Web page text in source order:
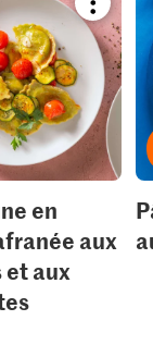
recipe
or
add
to
your
en
aux
aux